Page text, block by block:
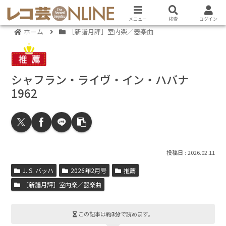
ホーム ［新譜月評］室内楽／器楽曲
シャフラン・ライヴ・イン・ハバナ
1962
2026.02.11
J. S. バッハ 2026年2月号
推薦
［新譜月評］室内楽／器楽曲
この記事は約3分で読めます。
メニュー 検索 ログイン